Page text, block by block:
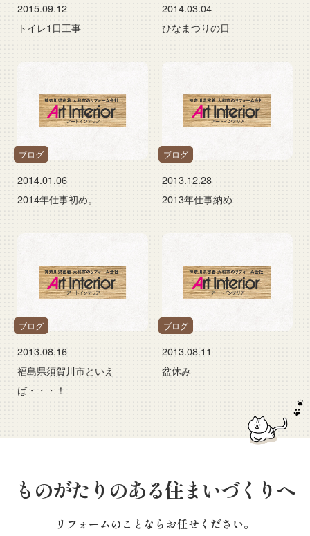
2015.09.12
トイレ1日工事
2014.03.04
ひなまつりの日
ブログ
2014.01.06
2014年仕事初め。
ブログ
2013.12.28
2013年仕事納め
ブログ
2013.08.16
福島県須賀川市といえ
ば・・・！
ブログ
2013.08.11
盆休み
ものがたりのある住まいづくりへ
リフォームのことならお任せください。